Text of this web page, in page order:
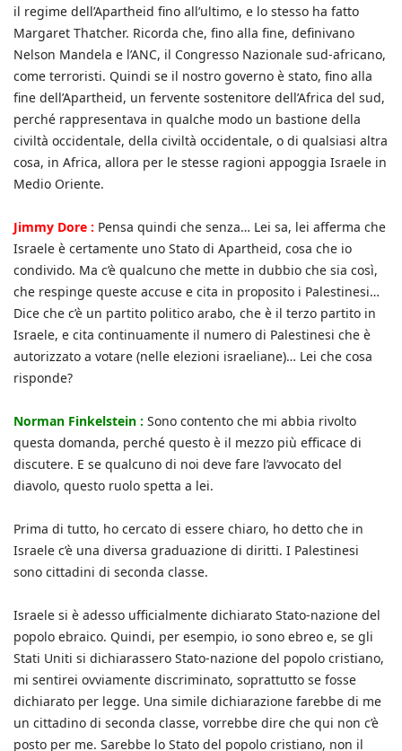
il regime dell’Apartheid fino all’ultimo, e lo stesso ha fatto
Margaret Thatcher. Ricorda che, fino alla fine, definivano
Nelson Mandela e l’ANC, il Congresso Nazionale sud-africano,
come terroristi. Quindi se il nostro governo è stato, fino alla
fine dell’Apartheid, un fervente sostenitore dell’Africa del sud,
perché rappresentava in qualche modo un bastione della
civiltà occidentale, della civiltà occidentale, o di qualsiasi altra
cosa, in Africa, allora per le stesse ragioni appoggia Israele in
Medio Oriente.
Jimmy Dore : Pensa quindi che senza… Lei sa, lei afferma che
Israele è certamente uno Stato di Apartheid, cosa che io
condivido. Ma c’è qualcuno che mette in dubbio che sia così,
che respinge queste accuse e cita in proposito i Palestinesi…
Dice che c’è un partito politico arabo, che è il terzo partito in
Israele, e cita continuamente il numero di Palestinesi che è
autorizzato a votare (nelle elezioni israeliane)… Lei che cosa
risponde?
Norman Finkelstein : Sono contento che mi abbia rivolto
questa domanda, perché questo è il mezzo più efficace di
discutere. E se qualcuno di noi deve fare l’avvocato del
diavolo, questo ruolo spetta a lei.
Prima di tutto, ho cercato di essere chiaro, ho detto che in
Israele c’è una diversa graduazione di diritti. I Palestinesi
sono cittadini di seconda classe.
Israele si è adesso ufficialmente dichiarato Stato-nazione del
popolo ebraico. Quindi, per esempio, io sono ebreo e, se gli
Stati Uniti si dichiarassero Stato-nazione del popolo cristiano,
mi sentirei ovviamente discriminato, soprattutto se fosse
dichiarato per legge. Una simile dichiarazione farebbe di me
un cittadino di seconda classe, vorrebbe dire che qui non c’è
posto per me. Sarebbe lo Stato del popolo cristiano, non il